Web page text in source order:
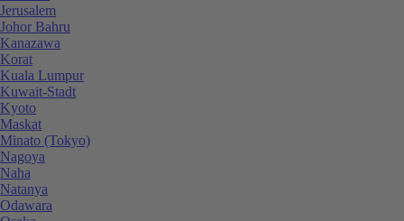
Jerusalem
Johor Bahru
Kanazawa
Korat
Kuala Lumpur
Kuwait-Stadt
Kyoto
Maskat
Minato (Tokyo)
Nagoya
Naha
Natanya
Odawara